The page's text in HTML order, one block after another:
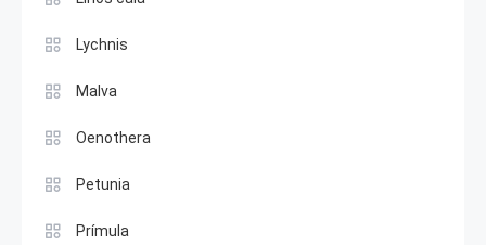
Lychnis
Malva
Oenothera
Petunia
Prímula